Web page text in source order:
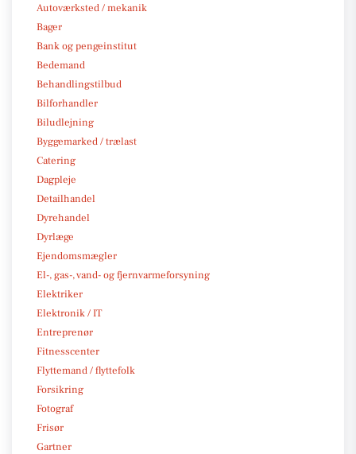
Autoværksted / mekanik
Bager
Bank og pengeinstitut
Bedemand
Behandlingstilbud
Bilforhandler
Biludlejning
Byggemarked / trælast
Catering
Dagpleje
Detailhandel
Dyrehandel
Dyrlæge
Ejendomsmægler
El-, gas-, vand- og fjernvarmeforsyning
Elektriker
Elektronik / IT
Entreprenør
Fitnesscenter
Flyttemand / flyttefolk
Forsikring
Fotograf
Frisør
Gartner